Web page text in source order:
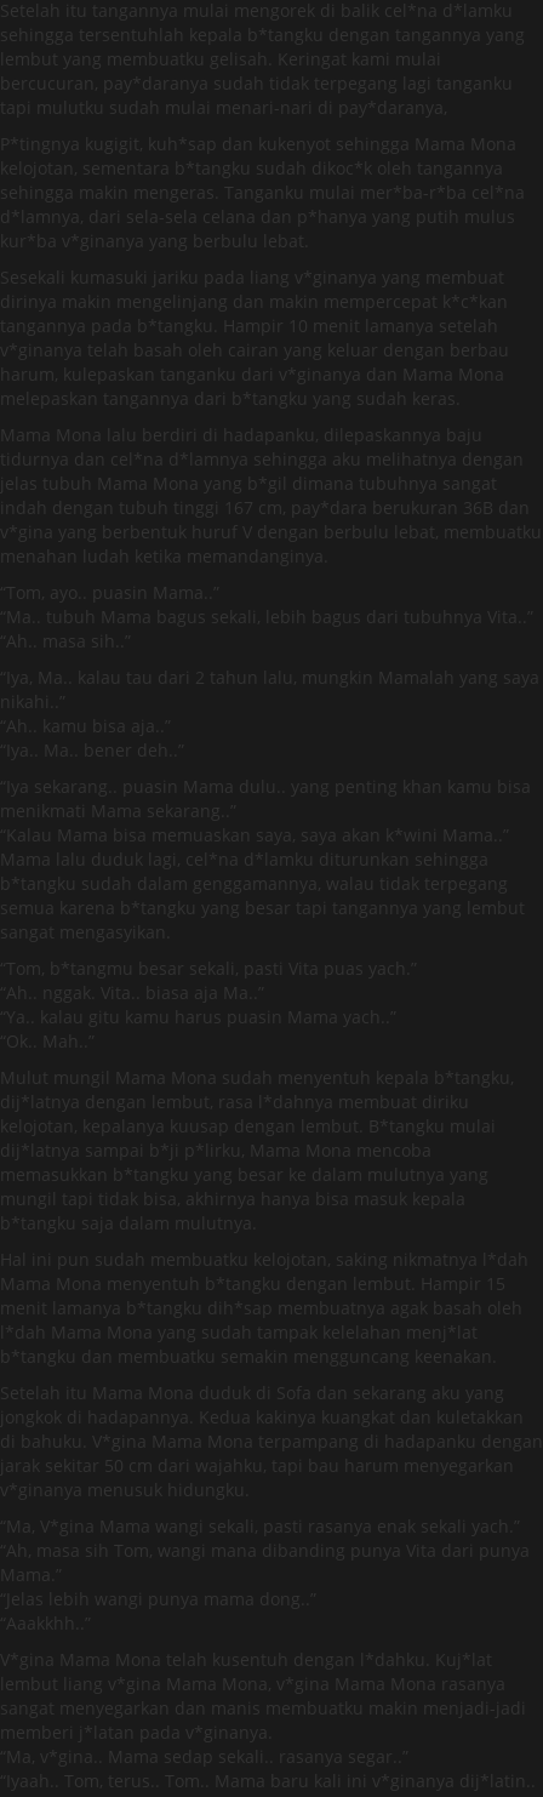
Setelah itu tangannya mulai mengorek di balik cel*na d*lamku
sehingga tersentuhlah kepala b*tangku dengan tangannya yang
lembut yang membuatku gelisah. Keringat kami mulai
bercucuran, pay*daranya sudah tidak terpegang lagi tanganku
tapi mulutku sudah mulai menari-nari di pay*daranya,
P*tingnya kugigit, kuh*sap dan kukenyot sehingga Mama Mona
kelojotan, sementara b*tangku sudah dikoc*k oleh tangannya
sehingga makin mengeras. Tanganku mulai mer*ba-r*ba cel*na
d*lamnya, dari sela-sela celana dan p*hanya yang putih mulus
kur*ba v*ginanya yang berbulu lebat.
Sesekali kumasuki jariku pada liang v*ginanya yang membuat
dirinya makin mengelinjang dan makin mempercepat k*c*kan
tangannya pada b*tangku. Hampir 10 menit lamanya setelah
v*ginanya telah basah oleh cairan yang keluar dengan berbau
harum, kulepaskan tanganku dari v*ginanya dan Mama Mona
melepaskan tangannya dari b*tangku yang sudah keras.
Mama Mona lalu berdiri di hadapanku, dilepaskannya baju
tidurnya dan cel*na d*lamnya sehingga aku melihatnya dengan
jelas tubuh Mama Mona yang b*gil dimana tubuhnya sangat
indah dengan tubuh tinggi 167 cm, pay*dara berukuran 36B dan
v*gina yang berbentuk huruf V dengan berbulu lebat, membuatku
menahan ludah ketika memandanginya.
“Tom, ayo.. puasin Mama..”
“Ma.. tubuh Mama bagus sekali, lebih bagus dari tubuhnya Vita..”
“Ah.. masa sih..”
“Iya, Ma.. kalau tau dari 2 tahun lalu, mungkin Mamalah yang saya
nikahi..”
“Ah.. kamu bisa aja..”
“Iya.. Ma.. bener deh..”
“Iya sekarang.. puasin Mama dulu.. yang penting khan kamu bisa
menikmati Mama sekarang..”
“Kalau Mama bisa memuaskan saya, saya akan k*wini Mama..”
Mama lalu duduk lagi, cel*na d*lamku diturunkan sehingga
b*tangku sudah dalam genggamannya, walau tidak terpegang
semua karena b*tangku yang besar tapi tangannya yang lembut
sangat mengasyikan.
“Tom, b*tangmu besar sekali, pasti Vita puas yach.”
“Ah.. nggak. Vita.. biasa aja Ma..”
“Ya.. kalau gitu kamu harus puasin Mama yach..”
“Ok.. Mah..”
Mulut mungil Mama Mona sudah menyentuh kepala b*tangku,
dij*latnya dengan lembut, rasa l*dahnya membuat diriku
kelojotan, kepalanya kuusap dengan lembut. B*tangku mulai
dij*latnya sampai b*ji p*lirku, Mama Mona mencoba
memasukkan b*tangku yang besar ke dalam mulutnya yang
mungil tapi tidak bisa, akhirnya hanya bisa masuk kepala
b*tangku saja dalam mulutnya.
Hal ini pun sudah membuatku kelojotan, saking nikmatnya l*dah
Mama Mona menyentuh b*tangku dengan lembut. Hampir 15
menit lamanya b*tangku dih*sap membuatnya agak basah oleh
l*dah Mama Mona yang sudah tampak kelelahan menj*lat
b*tangku dan membuatku semakin mengguncang keenakan.
Setelah itu Mama Mona duduk di Sofa dan sekarang aku yang
jongkok di hadapannya. Kedua kakinya kuangkat dan kuletakkan
di bahuku. V*gina Mama Mona terpampang di hadapanku dengan
jarak sekitar 50 cm dari wajahku, tapi bau harum menyegarkan
v*ginanya menusuk hidungku.
“Ma, V*gina Mama wangi sekali, pasti rasanya enak sekali yach.”
“Ah, masa sih Tom, wangi mana dibanding punya Vita dari punya
Mama.”
“Jelas lebih wangi punya mama dong..”
“Aaakkhh..”
V*gina Mama Mona telah kusentuh dengan l*dahku. Kuj*lat
lembut liang v*gina Mama Mona, v*gina Mama Mona rasanya
sangat menyegarkan dan manis membuatku makin menjadi-jadi
memberi j*latan pada v*ginanya.
“Ma, v*gina.. Mama sedap sekali.. rasanya segar..”
“Iyaah.. Tom, terus.. Tom.. Mama baru kali ini v*ginanya dij*latin..